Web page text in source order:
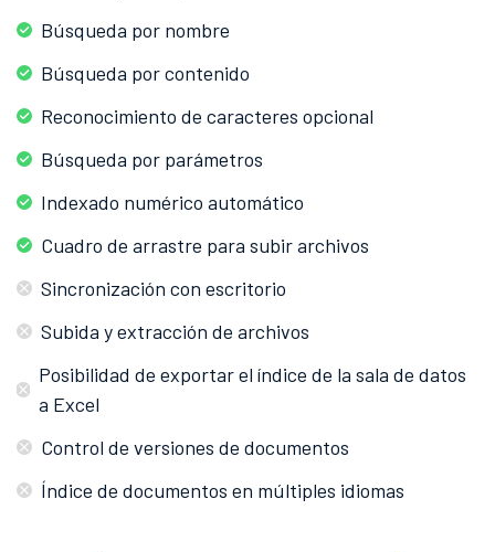
Búsqueda por nombre
Búsqueda por contenido
Reconocimiento de caracteres opcional
Búsqueda por parámetros
Indexado numérico automático
Cuadro de arrastre para subir archivos
Sincronización con escritorio
Subida y extracción de archivos
Posibilidad de exportar el índice de la sala de datos
a Excel
Control de versiones de documentos
Índice de documentos en múltiples idiomas